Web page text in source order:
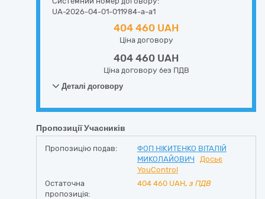
UA-2026-04-01-011984-a-a1
404 460 UAH
Ціна договору
404 460 UAH
Ціна договору без ПДВ
Деталі договору
Пропозиції Учасників
Пропозицію подав:
ФОП НІКИТЕНКО ВІТАЛІЙ
МИКОЛАЙОВИЧ
Досьє
YouControl
Остаточна
пропозиція:
404 460 UAH, з ПДВ